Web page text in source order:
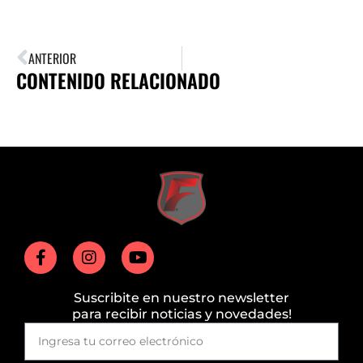
ANTERIOR
CONTENIDO RELACIONADO
Suscribite en nuestro newsletter
para recibir noticias y novedades!